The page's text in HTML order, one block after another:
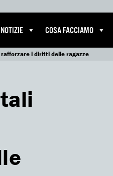
NOTIZIE COSA FACCIAMO
rafforzare i diritti delle ragazze